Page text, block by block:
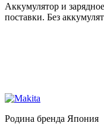
Аккумулятор и
поставки. Без
Родина бренда Япония